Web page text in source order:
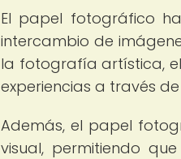
El papel fotográfico
intercambio de
la fotografía artística,
experiencias a través
Además, el papel
visual, permitiendo